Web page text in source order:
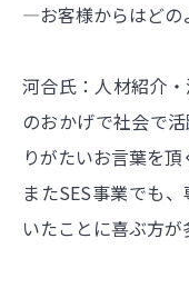
―お客様からはどの
河合氏：人材紹介
のおかげで社会で
りがたいお言葉を頂
またSES事業でも
いたことに喜ぶ方が